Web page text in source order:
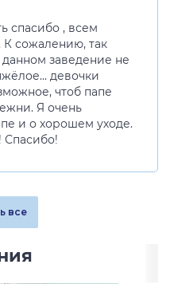
спасибо , всем
К сожалению, так
заведение не
девочки
чтоб папе
Я очень
и о хорошем уходе.
все